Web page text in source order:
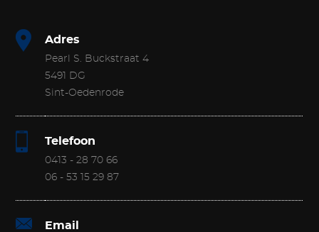
Adres
Pearl S. Buckstraat 4
5491 DG
Sint-Oedenrode
Telefoon
0413 - 28 70 66
06 - 53 15 29 87
Email